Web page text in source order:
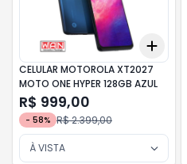
Add
CELULAR MOTOROLA XT2027
MOTO ONE HYPER 128GB AZUL
R$ 999,00
- 58% R$ 2.399,00
À VISTA